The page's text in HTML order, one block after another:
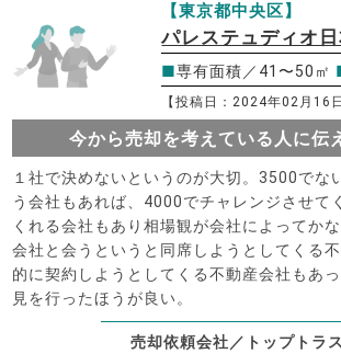
【東京都中央区】
パレステュディオ
■専有面積／41〜50㎡
【投稿日：2024年02月16
今から売却を考えている人に伝
１社で決めないというのが大切。3500でな
う会社もあれば、4000でチャレンジさせて
くれる会社もあり相場観が会社によってか
会社と会うというと同席しようとしてくる
的に契約しようとしてくる不動産会社もあ
見を行ったほうが良い。
売却依頼会社／トップトラ